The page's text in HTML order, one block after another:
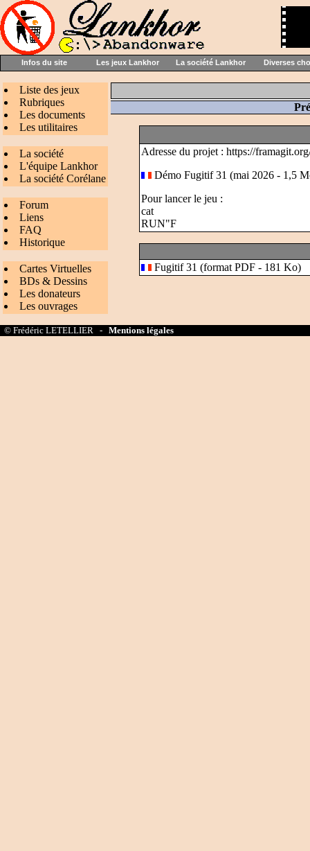
Infos du site Les jeux Lankhor La société Lankhor Diverses
Liste des jeux
Rubriques
Les documents
Les utilitaires
La société
L'équipe Lankhor
La société Corélane
Forum
Liens
FAQ
Historique
Cartes Virtuelles
BDs & Dessins
Les donateurs
Les ouvrages
Adresse du projet : https://
Démo Fugitif 31 (mai 2026 - 1,5
Pour lancer le jeu :
cat
RUN"F
Fugitif 31 (format PDF - 181 Ko)
© Frédéric LETELLIER - Mentions légales